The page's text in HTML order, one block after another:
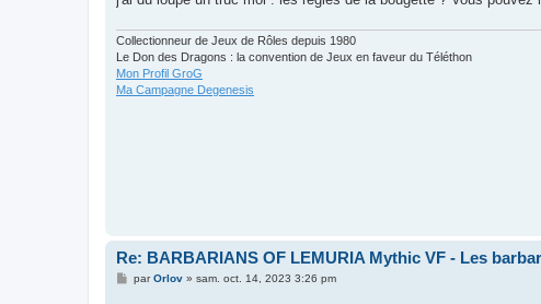
Collectionneur de Jeux de Rôles depuis 1980
Le Don des Dragons : la convention de Jeux en faveur du Téléthon
Mon Profil GroG
Ma Campagne Degenesis
Re: BARBARIANS OF LEMURIA Mythic VF - Les
MparOrlov» sam. oct. 14, 2023 3:26 pm